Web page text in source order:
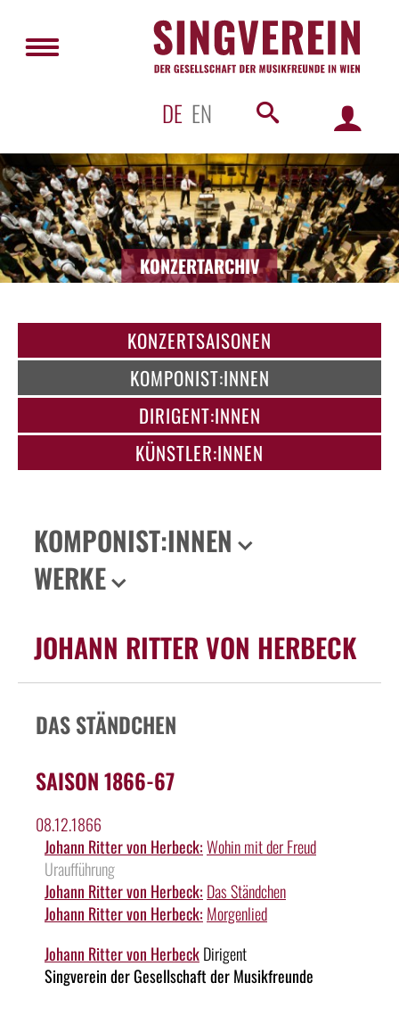
DE EN
KONZERTARCHIV
KONZERTSAISONEN
KOMPONIST:INNEN
DIRIGENT:INNEN
KÜNSTLER:INNEN
KOMPONIST:INNEN
WERKE
JOHANN RITTER VON HERBECK
DAS STÄNDCHEN
SAISON 1866-67
08.12.1866
Johann Ritter von Herbeck:Wohin mit der Freud
Uraufführung
Johann Ritter von Herbeck: Das Ständchen
Johann Ritter von Herbeck: Morgenlied
Johann Ritter von HerbeckDirigent
Singverein der Gesellschaft der Musikfreunde